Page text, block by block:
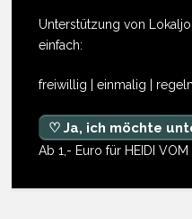
Unterstützung von
einfach:
freiwillig | einmalig |
♡ Ja, ich möchte
Ab 1,- Euro für HEIDI